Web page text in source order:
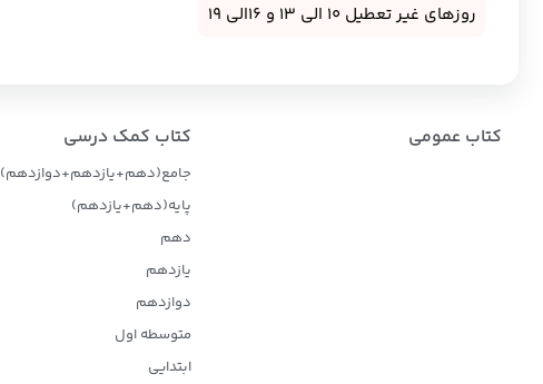
روزهای غیر تعطیل 10 الی 13 و 16الی 19
کتاب عمومی کتاب کمک درسی
جامع(دهم+یازدهم+دوازدهم)
پایه(دهم+یازدهم)
دهم
یازدهم
دوازدهم
متوسطه اول
ابتدایی